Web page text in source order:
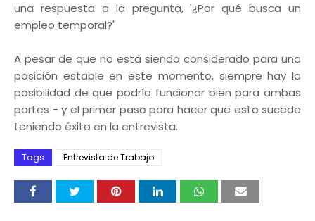
una respuesta a la pregunta, '¿Por qué busca un
empleo temporal?'
A pesar de que no está siendo considerado para una
posición estable en este momento, siempre hay la
posibilidad de que podría funcionar bien para ambas
partes - y el primer paso para hacer que esto sucede
teniendo éxito en la entrevista.
Tags Entrevista de Trabajo